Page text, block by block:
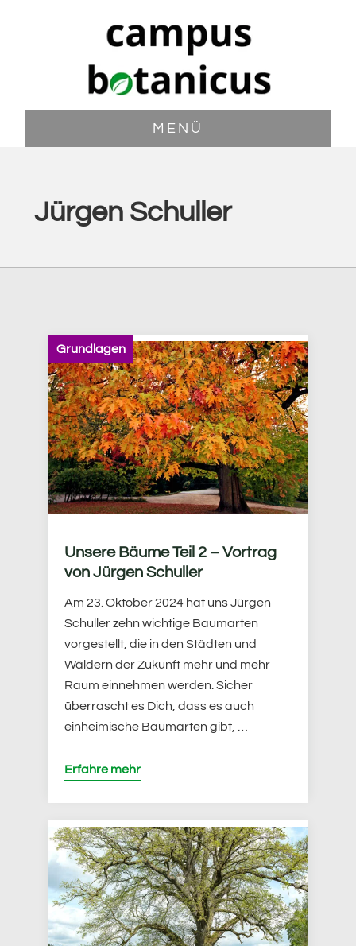
MENÜ
Jürgen Schuller
Unsere Bäume Teil 2 – Vortrag
von Jürgen Schuller
Am 23. Oktober 2024 hat uns Jürgen
Schuller zehn wichtige Baumarten
vorgestellt, die in den Städten und
Wäldern der Zukunft mehr und mehr
Raum einnehmen werden. Sicher
überrascht es Dich, dass es auch
einheimische Baumarten gibt, …
Erfahre mehr